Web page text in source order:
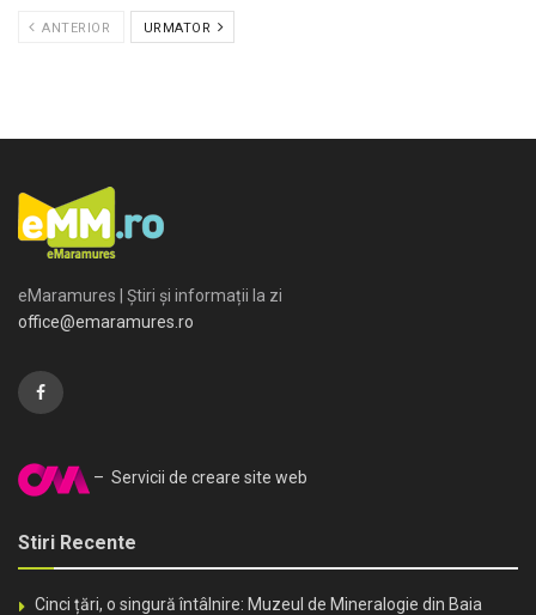
ANTERIOR URMATOR
eMaramures | Știri și informații la zi
office@emaramures.ro
– Servicii de creare site web
Stiri Recente
Cinci țări, o singură întâlnire: Muzeul de Mineralogie din Baia